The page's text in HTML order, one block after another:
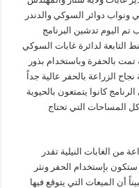
ونواب دوائر السوكي والدندر
تم اليوم تدشين البرنامج
2025 م بغابة ام سنط التابعة لدائرة غابات السوكي
بالحفرة وباستخدام بذور
الزراعة بالحفر عالية جداً
كانوا يتمتعون بالحيوية
المساحات التي تحتاج
من الغابات النيلية تقدر
بإستخدام الحفر ونثر
أن الميعات التي يتوقع فيها